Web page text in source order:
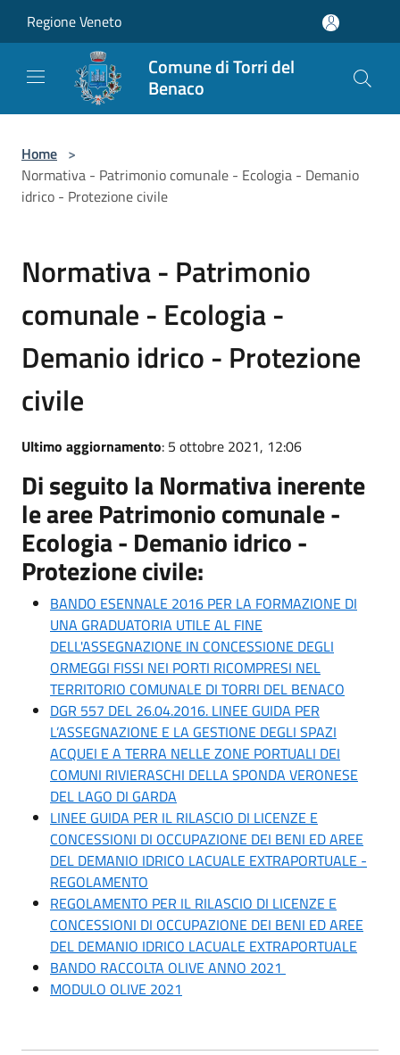
Regione Veneto
Comune di Torri del
Benaco
Home >
Normativa - Patrimonio comunale - Ecologia - Demanio
idrico - Protezione civile
Normativa - Patrimonio
comunale - Ecologia -
Demanio idrico - Protezione
civile
Ultimo aggiornamento: 5 ottobre 2021, 12:06
Di seguito la Normativa inerente
le aree Patrimonio comunale -
Ecologia - Demanio idrico -
Protezione civile:
BANDO ESENNALE 2016 PER LA FORMAZIONE DI
UNA GRADUATORIA UTILE AL FINE
DELL'ASSEGNAZIONE IN CONCESSIONE DEGLI
ORMEGGI FISSI NEI PORTI RICOMPRESI NEL
TERRITORIO COMUNALE DI TORRI DEL BENACO
DGR 557 DEL 26.04.2016. LINEE GUIDA PER
L’ASSEGNAZIONE E LA GESTIONE DEGLI SPAZI
ACQUEI E A TERRA NELLE ZONE PORTUALI DEI
COMUNI RIVIERASCHI DELLA SPONDA VERONESE
DEL LAGO DI GARDA
LINEE GUIDA PER IL RILASCIO DI LICENZE E
CONCESSIONI DI OCCUPAZIONE DEI BENI ED AREE
DEL DEMANIO IDRICO LACUALE EXTRAPORTUALE -
REGOLAMENTO
REGOLAMENTO PER IL RILASCIO DI LICENZE E
CONCESSIONI DI OCCUPAZIONE DEI BENI ED AREE
DEL DEMANIO IDRICO LACUALE EXTRAPORTUALE
BANDO RACCOLTA OLIVE ANNO 2021
MODULO OLIVE 2021